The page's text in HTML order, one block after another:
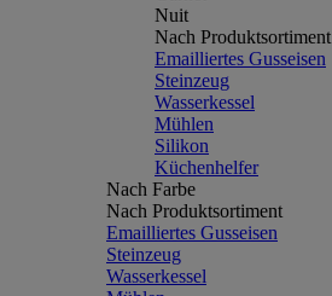
Nuit
Nach Produktsortiment
Emailliertes Gusseisen
Steinzeug
Wasserkessel
Mühlen
Silikon
Küchenhelfer
Nach Farbe
Nach Produktsortiment
Emailliertes Gusseisen
Steinzeug
Wasserkessel